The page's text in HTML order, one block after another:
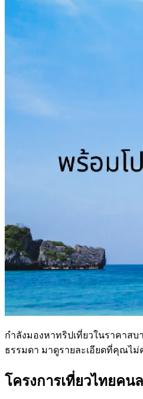
กำลังมองหาทริปเที่ยวในราคาสบ
ธรรมดา มาดูรายละเอียดที่คุณไม่
โครงการเที่ยวไทยคน